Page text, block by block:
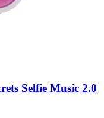
Selfie Music 2.0